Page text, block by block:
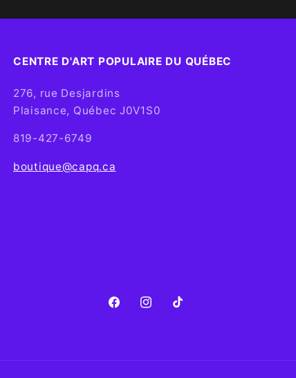
CENTRE D'ART POPULAIRE DU QUÉBEC
276, rue Desjardins
Plaisance, Québec J0V1S0
819-427-6749
boutique@capq.ca
FacebookInstagram
TikTok